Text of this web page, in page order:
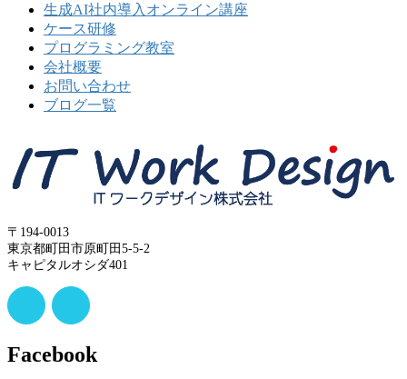
生成AI社内導入オンライン講座
ケース研修
プログラミング教室
会社概要
お問い合わせ
ブログ一覧
〒194-0013
東京都町田市原町田5-5-2
キャピタルオシダ401
Facebook